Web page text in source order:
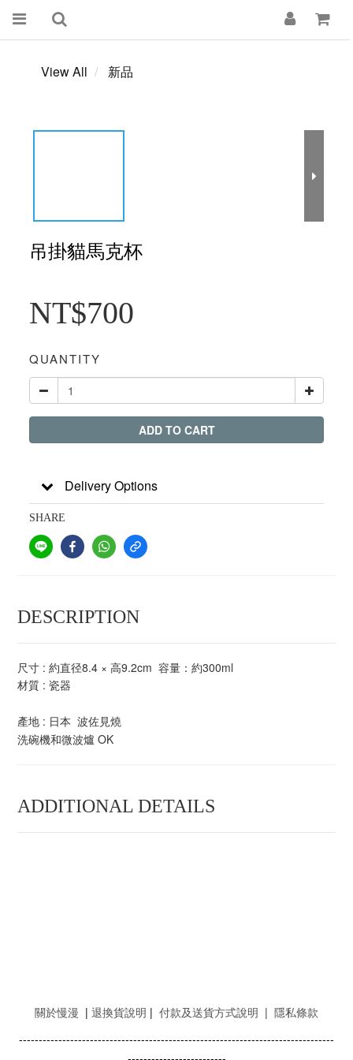
View All 新品
吊掛貓馬克杯
NT$700
QUANTITY
ADD TO CART
Delivery Options
SHARE
DESCRIPTION
尺寸 : 約直径8.4 × 高9.2cm 容量：約300ml
材質 : 瓷器
產地 : 日本 波佐見燒
洗碗​​機和微波爐 OK
ADDITIONAL DETAILS
關於慢漫 | 退換貨說明 | 付款及送貨方式說明 | 隱私條款
--------------------------------------------------------------------------------